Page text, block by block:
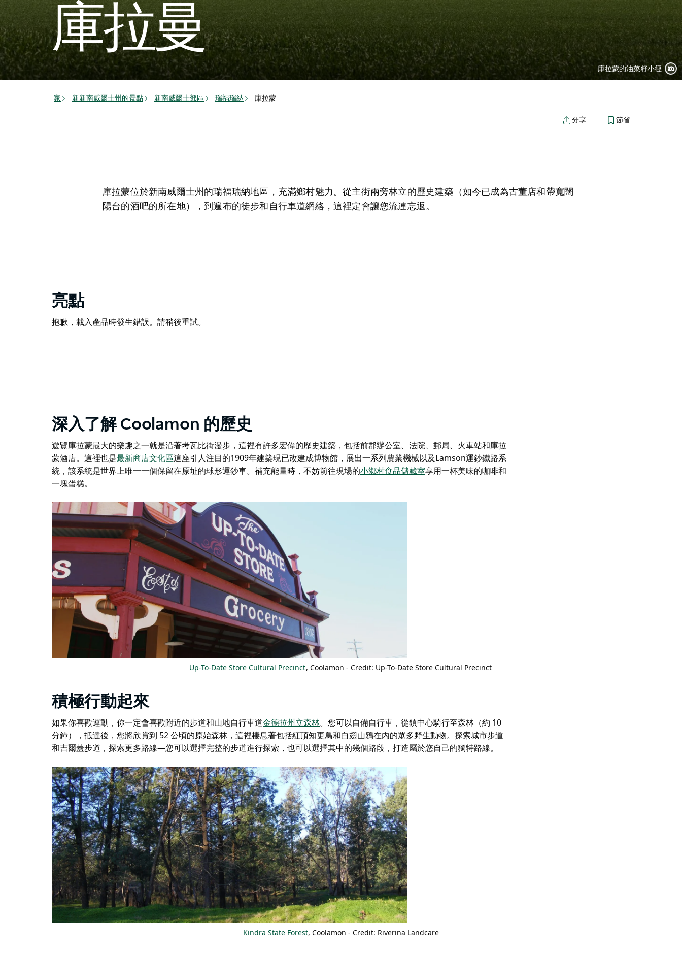
庫拉曼
庫拉蒙的油菜籽小徑
家 新新南威爾士州的景點 新南威爾士郊區 瑞福瑞納 庫拉蒙
分享 節省
庫拉蒙位於新南威爾士州的瑞福瑞納地區，充滿鄉村魅力。從主街兩旁林立的歷史建築（如今已成為古董店和帶寬闊
陽台的酒吧的所在地），到遍布的徒步和自行車道網絡，這裡定會讓您流連忘返。
亮點
抱歉，載入產品時發生錯誤。請稍後重試。
深入了解 Coolamon 的歷史
遊覽庫拉蒙最大的樂趣之一就是沿著考瓦比街漫步，這裡有許多宏偉的歷史建築，包括前郡辦公室、法院、郵局、火車站和庫拉
蒙酒店。這裡也是最新商店文化區這座引人注目的1909年建築現已改建成博物館，展出一系列農業機械以及Lamson運鈔鐵路系
統，該系統是世界上唯一一個保留在原址的球形運鈔車。補充能量時，不妨前往現場的小鄉村食品儲藏室享用一杯美味的咖啡和
一塊蛋糕。
Up-To-Date Store Cultural Precinct, Coolamon - Credit: Up-To-Date Store Cultural Precinct
積極行動起來
如果你喜歡運動，你一定會喜歡附近的步道和山地自行車道金德拉州立森林。您可以自備自行車，從鎮中心騎行至森林（約 10
分鐘），抵達後，您將欣賞到 52 公頃的原始森林，這裡棲息著包括紅頂知更鳥和白翅山鴉在內的眾多野生動物。探索城市步道
和吉爾蓋步道，探索更多路線—您可以選擇完整的步道進行探索，也可以選擇其中的幾個路段，打造屬於您自己的獨特路線。
Kindra State Forest, Coolamon - Credit: Riverina Landcare